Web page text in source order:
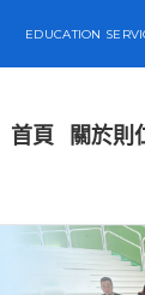
EDUCATION
首頁 關於則